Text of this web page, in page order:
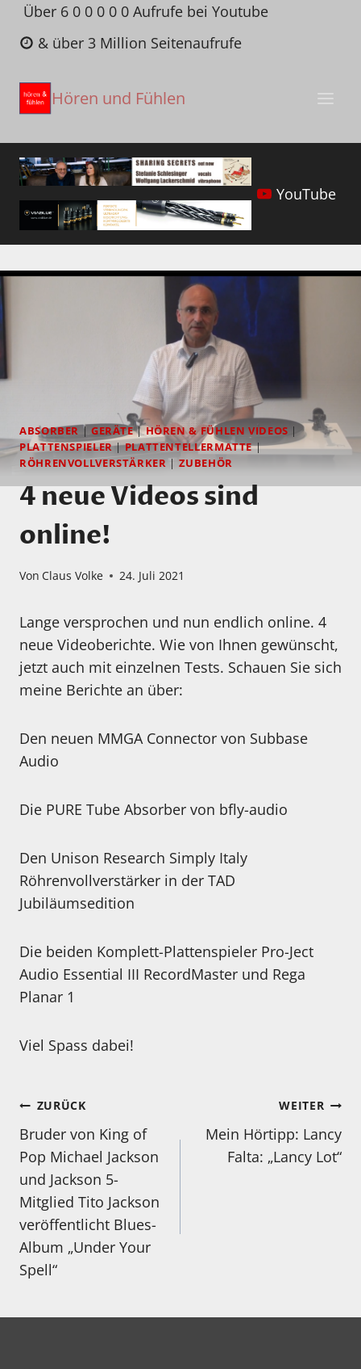
Zum
Inhalt
springen
Über 6 0 0 0 0 0 Aufrufe bei Youtube
& über 3 Million Seitenaufrufe
Hören und Fühlen
YouTube
ABSORBER | GERÄTE|HÖREN & FÜHLEN VIDEOS |
PLATTENSPIELER|PLATTENTELLERMATTE|
RÖHRENVOLLVERSTÄRKER | ZUBEHÖR
4 neue Videos sind
online!
Von Claus Volke 24. Juli 2021
Lange versprochen und nun endlich online. 4
neue Videoberichte. Wie von Ihnen gewünscht,
jetzt auch mit einzelnen Tests. Schauen Sie sich
meine Berichte an über:
Den neuen MMGA Connector von Subbase
Audio
Die PURE Tube Absorber von bfly-audio
Den Unison Research Simply Italy
Röhrenvollverstärker in der TAD
Jubiläumsedition
Die beiden Komplett-Plattenspieler Pro-Ject
Audio Essential III RecordMaster und Rega
Planar 1
Viel Spass dabei!
Beitragsnavigation
ZURÜCK
Bruder von King of
Pop Michael Jackson
und Jackson 5-
Mitglied Tito Jackson
veröffentlicht Blues-
Album „Under Your
Spell“
WEITER
Mein Hörtipp: Lancy
Falta: „Lancy Lot“